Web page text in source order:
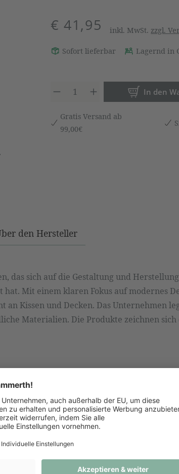
€ 41,95 inkl. MwSt. zzgl.
Sofort lieferbar Lagernd in
ProduktIn den
Gratis Versand ab
99,00€
den Hersteller
das sich auf die Gestaltung und
Mit einem klaren Fokus auf modernes
Kissen und Decken. Das Unternehmen
Materialien. Die Produkte zeichnen
bei uns im Geschäft bestellen.